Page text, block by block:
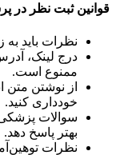
قوانین ثبت نظر در
نظرات باید
درج لینک،
ممنوع است.
از نوشتن متن
خودداری کنید.
سوالات پزشکی
بهتر پاسخ دهد.
نظرات